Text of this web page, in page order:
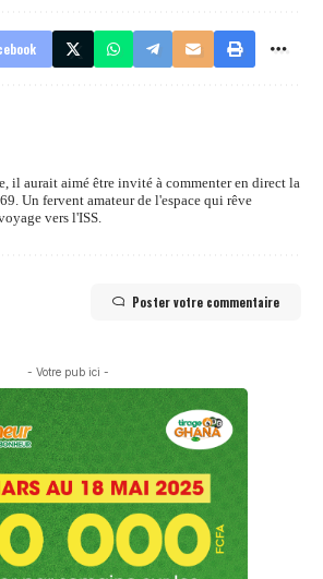
il aurait aimé être invité à commenter en direct la
Un fervent amateur de l'espace qui rêve
vers l'ISS.
Poster votre commentaire
- Votre pub ici -